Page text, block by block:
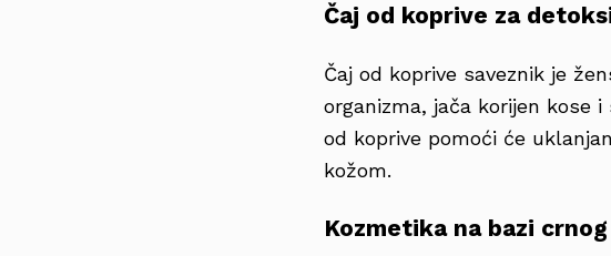
Čaj od koprive za
Čaj od koprive saveznik je
organizma, jača korijen kose
od koprive pomoći će
kožom.
Kozmetika na bazi